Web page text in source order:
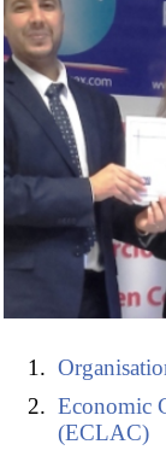
Economic
(ECLAC)